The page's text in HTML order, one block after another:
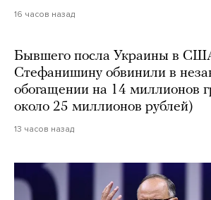
16 часов назад
Бывшего посла Украины в
Стефанишину обвинили в
обогащении на 14 миллионов
около 25 миллионов рублей)
13 часов назад